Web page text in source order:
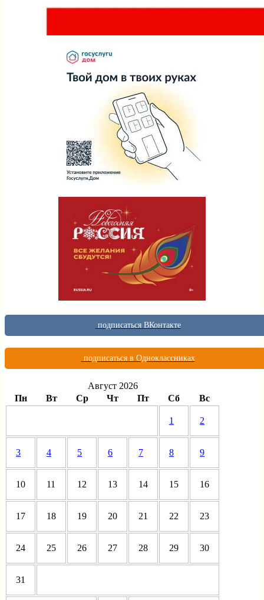
подписаться ВКонтакте
подписаться в Одноклассниках
Август 2026
Пн
Вт Ср Чт Пт Сб Вс
1 2
3 4 5 6 7 8 9
10 11 12 13 14 15 16
17 18 19 20 21 22 23
24 25 26 27 28 29 30
31